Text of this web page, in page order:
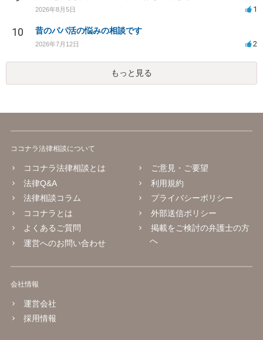
2026年8月5日 1
10 昔のパパ活の悩みの相談です
2026年7月12日 2
もっと見る
ココナラ法律相談について
ココナラ法律相談とは
法律Q&A
法律相談コラム
ココナラとは
よくあるご質問
運営へのお問い合わせ
ご意見・ご要望
利用規約
プライバシーポリシー
外部送信ポリシー
掲載をご検討の弁護士の方
へ
会社情報
運営会社
採用情報